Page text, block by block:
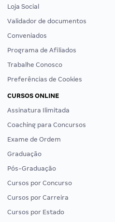
Loja Social
Validador de documentos
Conveniados
Programa de Afiliados
Trabalhe Conosco
Preferências de Cookies
CURSOS ONLINE
Assinatura Ilimitada
Coaching para Concursos
Exame de Ordem
Graduação
Pós-Graduação
Cursos por Concurso
Cursos por Carreira
Cursos por Estado